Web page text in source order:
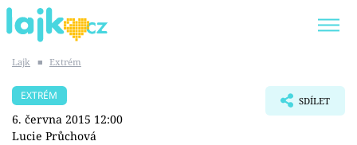
SHOPAHOLICADEL
Lajk ■ Extrém
EXTRÉM
6. června 2015 12:00
Lucie Průchová
SDÍLET